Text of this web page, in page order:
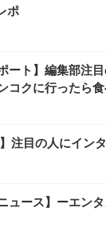
ポ
ート】編集部注
コクに行ったら
注目の人にイン
ュース】ーエン